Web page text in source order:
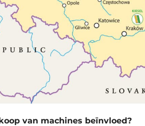
van machines beïnvloed?